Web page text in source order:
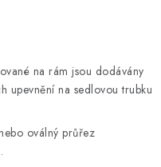
na rám jsou dodávány
upevnění na sedlovou trubku
oválný průřez